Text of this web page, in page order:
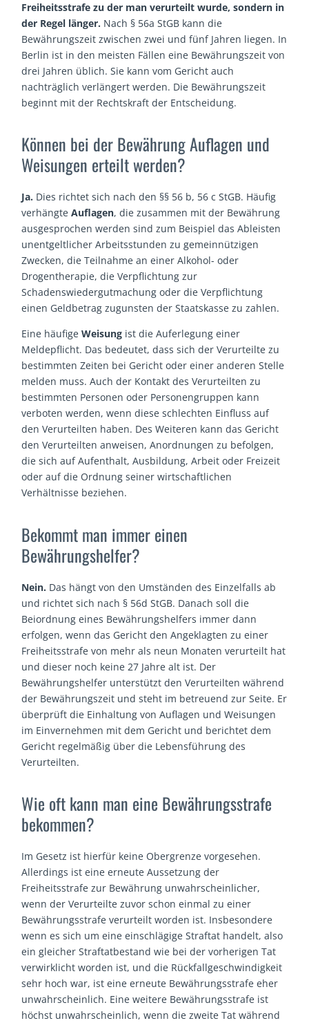
Freiheitsstrafe zu der man verurteilt wurde, sondern in
der Regel länger. Nach § 56a StGB kann die
Bewährungszeit zwischen zwei und fünf Jahren liegen. In
Berlin ist in den meisten Fällen eine Bewährungszeit von
drei Jahren üblich. Sie kann vom Gericht auch
nachträglich verlängert werden. Die Bewährungszeit
beginnt mit der Rechtskraft der Entscheidung.
Können bei der Bewährung Auflagen und
Weisungen erteilt werden?
Ja. Dies richtet sich nach den §§ 56 b, 56 c StGB. Häufig
verhängteAuflagen, die zusammen mit der Bewährung
ausgesprochen werden sind zum Beispiel das Ableisten
unentgeltlicher Arbeitsstunden zu gemeinnützigen
Zwecken, die Teilnahme an einer Alkohol- oder
Drogentherapie, die Verpflichtung zur
Schadenswiedergutmachung oder die Verpflichtung
einen Geldbetrag zugunsten der Staatskasse zu zahlen.
Eine häufigeWeisung ist die Auferlegung einer
Meldepflicht. Das bedeutet, dass sich der Verurteilte zu
bestimmten Zeiten bei Gericht oder einer anderen Stelle
melden muss. Auch der Kontakt des Verurteilten zu
bestimmten Personen oder Personengruppen kann
verboten werden, wenn diese schlechten Einfluss auf
den Verurteilten haben. Des Weiteren kann das Gericht
den Verurteilten anweisen, Anordnungen zu befolgen,
die sich auf Aufenthalt, Ausbildung, Arbeit oder Freizeit
oder auf die Ordnung seiner wirtschaftlichen
Verhältnisse beziehen.
Bekommt man immer einen
Bewährungshelfer?
Nein. Das hängt von den Umständen des Einzelfalls ab
und richtet sich nach § 56d StGB. Danach soll die
Beiordnung eines Bewährungshelfers immer dann
erfolgen, wenn das Gericht den Angeklagten zu einer
Freiheitsstrafe von mehr als neun Monaten verurteilt hat
und dieser noch keine 27 Jahre alt ist. Der
Bewährungshelfer unterstützt den Verurteilten während
der Bewährungszeit und steht im betreuend zur Seite. Er
überprüft die Einhaltung von Auflagen und Weisungen
im Einvernehmen mit dem Gericht und berichtet dem
Gericht regelmäßig über die Lebensführung des
Verurteilten.
Wie oft kann man eine Bewährungsstrafe
bekommen?
Im Gesetz ist hierfür keine Obergrenze vorgesehen.
Allerdings ist eine erneute Aussetzung der
Freiheitsstrafe zur Bewährung unwahrscheinlicher,
wenn der Verurteilte zuvor schon einmal zu einer
Bewährungsstrafe verurteilt worden ist. Insbesondere
wenn es sich um eine einschlägige Straftat handelt, also
ein gleicher Straftatbestand wie bei der vorherigen Tat
verwirklicht worden ist, und die Rückfallgeschwindigkeit
sehr hoch war, ist eine erneute Bewährungsstrafe eher
unwahrscheinlich. Eine weitere Bewährungsstrafe ist
höchst unwahrscheinlich, wenn die zweite Tat während